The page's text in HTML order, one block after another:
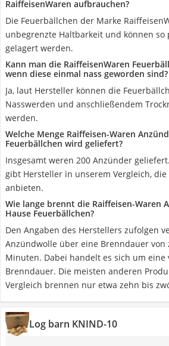
RaiffeisenWaren aufbrauchen?
Die Feuerbällchen der Marke
unbegrenzte Haltbarkeit und können so
gelagert werden.
Kann man die RaiffeisenWaren
wenn diese einmal nass geworden sind?
Ja, laut Hersteller können die
Nasswerden und anschließendem
werden.
Welche Menge Raiffeisen-Waren
Feuerbällchen wird geliefert?
Insgesamt weren 200 Anzünder
gibt Hersteller in unserem Vergleich, die
anbieten.
Wie lange brennt die Raiffeisen-Waren
Hause Feuerbällchen?
Den Angaben des Herstellers zufolgen
Anzündwolle über eine Brenndauer
Minuten. Dabei handelt es sich um eine
Brenndauer. Die meisten anderen
Vergleich brennen nur etwa zehn bis
Log barn KNIND-10